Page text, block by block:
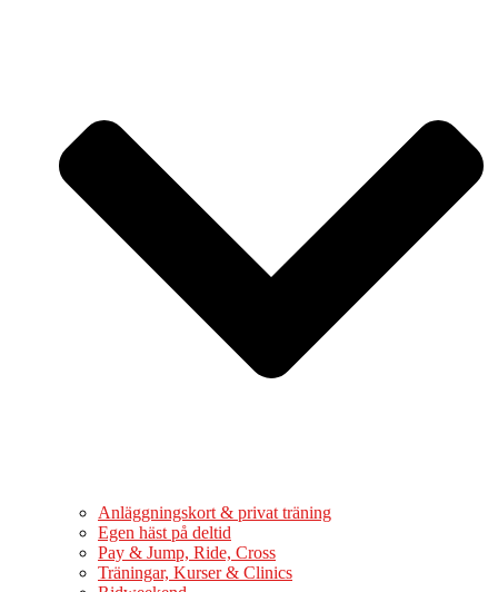
Anläggningskort & privat träning
Egen häst på deltid
Pay & Jump, Ride, Cross
Träningar, Kurser & Clinics